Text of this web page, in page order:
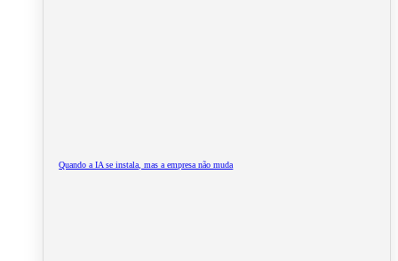
Quando a IA se instala, mas a empresa não muda